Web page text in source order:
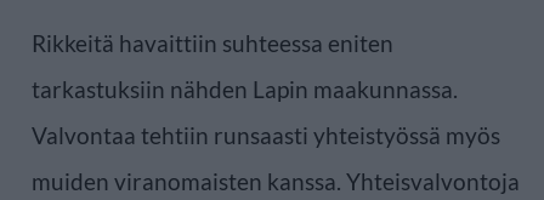
Rikkeitä havaittiin suhteessa eniten
tarkastuksiin nähden Lapin maakunnassa.
Valvontaa tehtiin runsaasti yhteistyössä myös
muiden viranomaisten kanssa. Yhteisvalvontoja